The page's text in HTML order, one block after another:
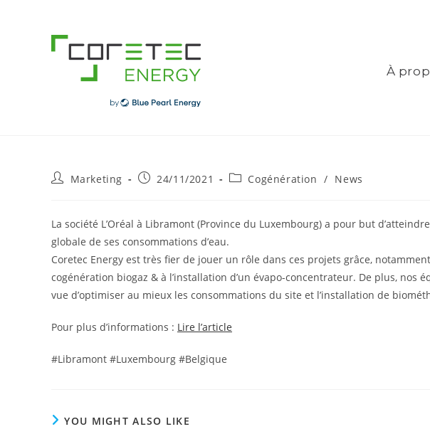
À
PostMarketing
Post24/11/2021
PostCogénération / News
La société L’Oréal à Libramont (Province du Luxembourg) a pour but
globale de ses consommations d’eau.
Coretec Energy est très fier de jouer un rôle dans ces projets grâce,
cogénération biogaz & à l’installation d’un évapo-concentrateur. De plus, nos
vue d’optimiser au mieux les consommations du site et l’installation de
Pour plus d’informations : Lire l’article
#Libramont #Luxembourg #Belgique
YOU MIGHT ALSO LIKE